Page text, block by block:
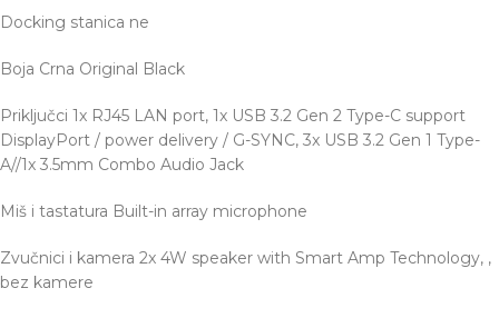
Docking stanica ne
Boja Crna Original Black
Priključci 1x RJ45 LAN port, 1x USB 3.2 Gen 2 Type-C support
DisplayPort / power delivery / G-SYNC, 3x USB 3.2 Gen 1 Type-
A//1x 3.5mm Combo Audio Jack
Miš i tastatura Built-in array microphone
Zvučnici i kamera 2x 4W speaker with Smart Amp Technology, ,
bez kamere